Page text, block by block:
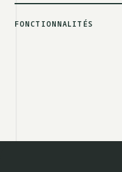
FONCTIONNALITÉS